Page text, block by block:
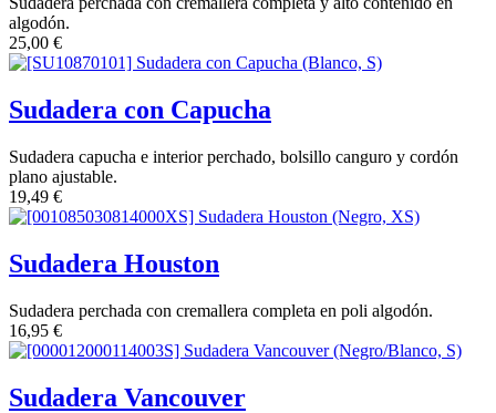
algodón.
25,00 €
Sudadera con Capucha
Sudadera capucha e interior perchado, bolsillo canguro y cordón
plano ajustable.
19,49 €
Sudadera Houston
Sudadera perchada con cremallera completa en poli algodón.
16,95 €
Sudadera Vancouver